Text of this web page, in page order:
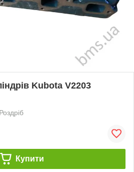
Kubota V2203
Роздріб
Купити